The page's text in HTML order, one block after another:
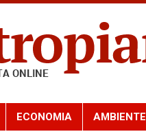
ECONOMIA AMBIENTE